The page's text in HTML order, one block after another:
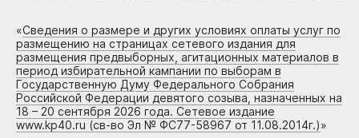
«Сведения о размере и других условиях оплаты услуг по
размещению на страницах сетевого издания для
размещения предвыборных, агитационных материалов в
период избирательной кампании по выборам в
Государственную Думу Федерального Собрания
Российской Федерации девятого созыва, назначенных на
18 – 20 сентября 2026 года. Сетевое издание
www.kp40.ru (св-во Эл № ФС77-58967 от 11.08.2014г.)»